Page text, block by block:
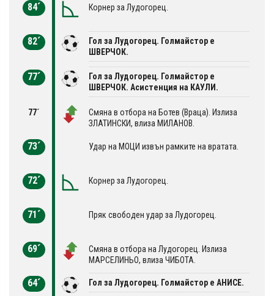
84´ Корнер за Лудогорец.
82´
Гол за Лудогорец. Голмайстор е
ШВЕРЧОК.
77´
Гол за Лудогорец. Голмайстор е
ШВЕРЧОК. Асистенция на КАУЛИ.
77´
Смяна в отбора на Ботев (Враца). Излиза
ЗЛАТИНСКИ, влиза МИЛАНОВ.
73´ Удар на МОЦИ извън рамките на вратата.
72´ Корнер за Лудогорец.
71´ Пряк свободен удар за Лудогорец.
69´
Смяна в отбора на Лудогорец. Излиза
МАРСЕЛИНЬО, влиза ЧИБОТА.
64´ Гол за Лудогорец. Голмайстор е АНИСЕ.